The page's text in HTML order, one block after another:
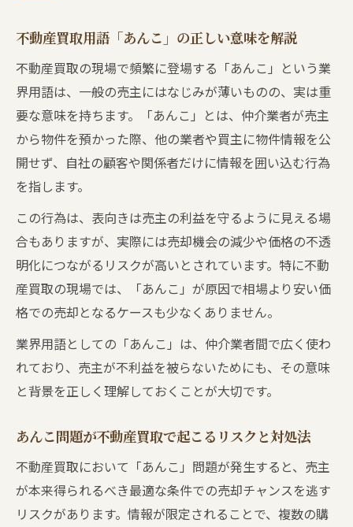
不動産買取用語「あんこ」の正しい意味を解説
不動産買取の現場で頻繁に登場する「あんこ」という業
界用語は、一般の売主にはなじみが薄いものの、実は重
要な意味を持ちます。「あんこ」とは、仲介業者が売主
から物件を預かった際、他の業者や買主に物件情報を公
開せず、自社の顧客や関係者だけに情報を囲い込む行為
を指します。
この行為は、表向きは売主の利益を守るように見える場
合もありますが、実際には売却機会の減少や価格の不透
明化につながるリスクが高いとされています。特に不動
産買取の現場では、「あんこ」が原因で相場より安い価
格での売却となるケースも少なくありません。
業界用語としての「あんこ」は、仲介業者間で広く使わ
れており、売主が不利益を被らないためにも、その意味
と背景を正しく理解しておくことが大切です。
あんこ問題が不動産買取で起こるリスクと対処法
不動産買取において「あんこ」問題が発生すると、売主
が本来得られるべき最適な条件での売却チャンスを逃す
リスクがあります。情報が限定されることで、複数の購